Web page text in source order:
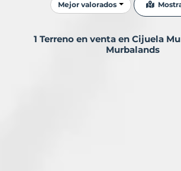
Mejor valorados
1 Terreno en venta en Cijuela
Murbalands